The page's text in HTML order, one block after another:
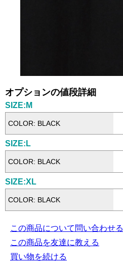
オプションの値段詳細
SIZE:M
COLOR: BLACK
SIZE:L
COLOR: BLACK
SIZE:XL
COLOR: BLACK
この商品について問い合わせる
この商品を友達に教える
買い物を続ける